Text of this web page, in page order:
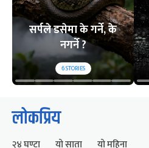
सर्पले डसेमा के गर्ने, के
नगर्ने ?
6STORIES
लोकप्रिय
२४ घण्टा यो साता यो महिना